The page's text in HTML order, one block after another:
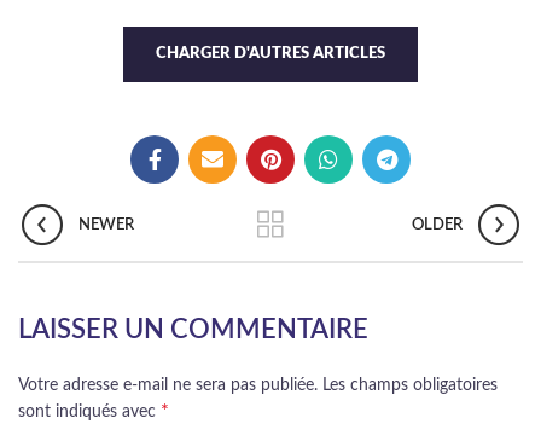
CHARGER D'AUTRES ARTICLES
NEWER OLDER
LAISSER UN COMMENTAIRE
Votre adresse e-mail ne sera pas publiée. Les champs obligatoires
sont indiqués avec *